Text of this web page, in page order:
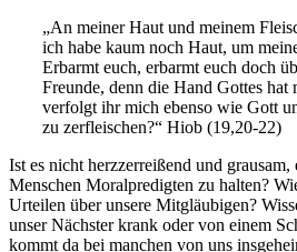
„An meiner Haut und meinem
ich habe kaum noch Haut, um
Erbarmt euch, erbarmt euch doch
Freunde, denn die Hand Gottes
verfolgt ihr mich ebenso wie Gott
zu zerfleischen?“ Hiob (19,20-22)
Ist es nicht herzzerreißend und grausam,
Menschen Moralpredigten zu halten?
Urteilen über unsere Mitgläubigen?
unser Nächster krank oder von einem
kommt da bei manchen von uns